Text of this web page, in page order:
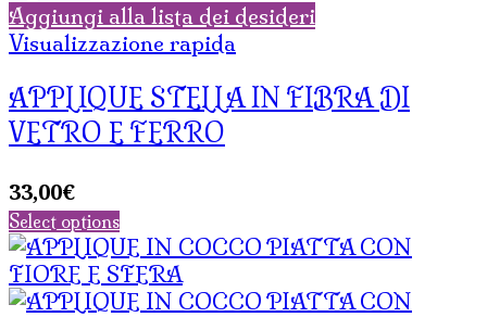
Aggiungi alla lista dei desideri
Visualizzazione rapida
APPLIQUE STELLA IN FIBRA DI
VETRO E FERRO
33,00€
Select options